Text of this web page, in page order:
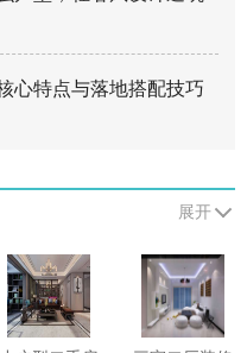
心特点与落地搭配技巧
展开